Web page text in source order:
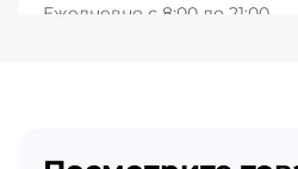
Ежедневно с 8:00 до 21:00